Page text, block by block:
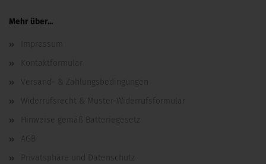
Mehr über...
Impressum
Kontaktformular
Versand- & Zahlungsbedingungen
Widerrufsrecht & Muster-Widerrufsformular
Hinweise gemäß Batteriegesetz
AGB
Privatsphäre und Datenschutz